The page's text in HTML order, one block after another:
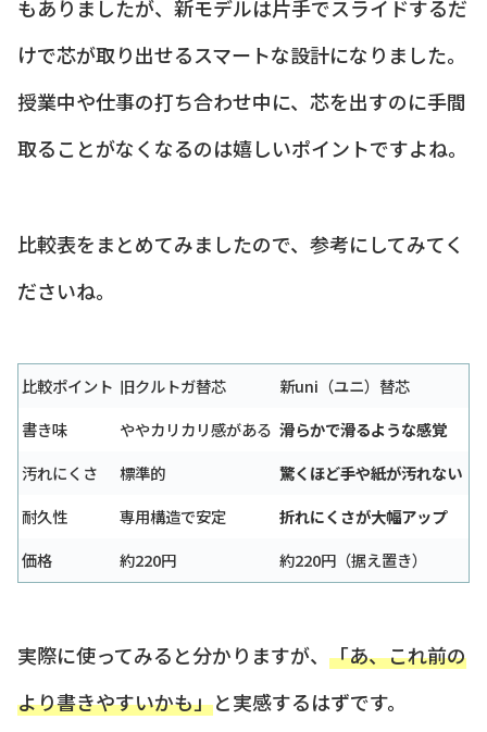
もありましたが、新モデルは片手でスライドするだ
けで芯が取り出せるスマートな設計になりました。
授業中や仕事の打ち合わせ中に、芯を出すのに手間
取ることがなくなるのは嬉しいポイントですよね。
比較表をまとめてみましたので、参考にしてみてく
ださいね。
比較ポイント 旧クルトガ替芯
新uni（ユニ）替芯
書き味
ややカリカリ感がある 滑らかで滑るような感覚
汚れにくさ
標準的
驚くほど手や紙が汚れない
耐久性
専用構造で安定
折れにくさが大幅アップ
価格
約220円 約220円（据え置き）
実際に使ってみると分かりますが、 「あ、これ前の
より書きやすいかも」と実感するはずです。